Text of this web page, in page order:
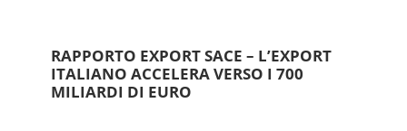
RAPPORTO EXPORT SACE – L’EXPORT
ITALIANO ACCELERA VERSO I 700
MILIARDI DI EURO